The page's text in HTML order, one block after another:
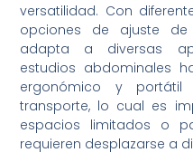
versatilidad. Con
opciones de ajuste
adapta a diversas
estudios abdominales
ergonómico y
transporte, lo cual es
espacios limitados o
requieren desplazarse a